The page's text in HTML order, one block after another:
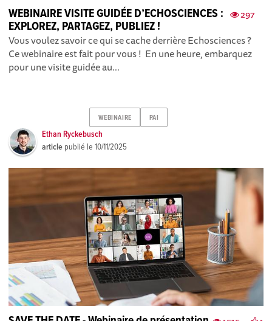
297
WEBINAIRE VISITE GUIDÉE D’ECHOSCIENCES :
EXPLOREZ, PARTAGEZ, PUBLIEZ !
Vous voulez savoir ce qui se cache derrière Echosciences ?
Ce webinaire est fait pour vous ! En une heure, embarquez
pour une visite guidée au...
WEBINAIRE PAI
Ethan Ryckebusch
article publié le10/11/2025